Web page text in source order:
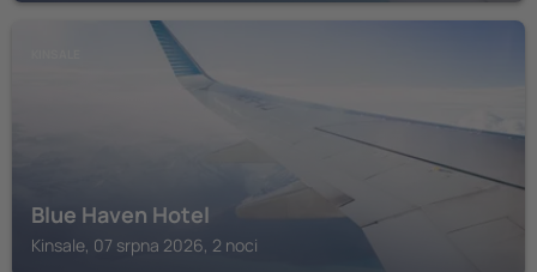
Blue Haven Hotel
Kinsale, 07 srpna 2026, 2 noci